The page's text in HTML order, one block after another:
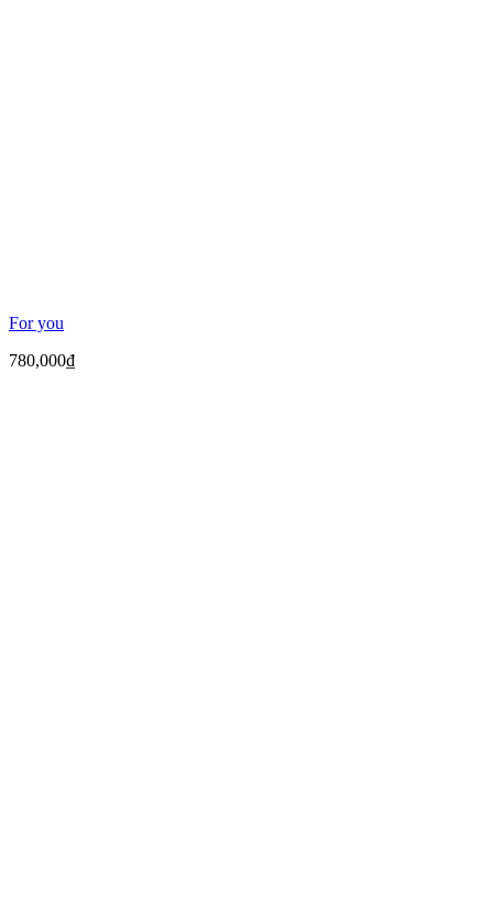
For you
780,000₫